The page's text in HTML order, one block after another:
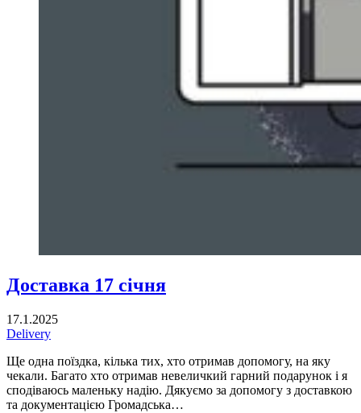
Доставка 17 січня
17.1.2025
Delivery
Ще одна поїздка, кілька тих, хто отримав допомогу, на яку
чекали. Багато хто отримав невеличкий гарний подарунок і я
сподіваюсь маленьку надію. Дякуємо за допомогу з доставкою
та документацією Громадська…